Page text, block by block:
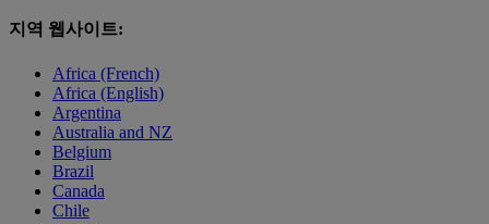
지역 웹사이트:
Africa (French)
Africa (English)
Argentina
Australia and NZ
Belgium
Brazil
Canada
Chile